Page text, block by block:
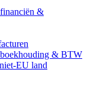
&
& BTW
EU land